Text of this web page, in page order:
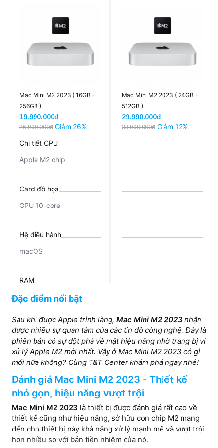
Mac Mini M2 2023 ( 16GB -
256GB )
19.990.000đ
26.990.000đ Giảm 26%
Chi tiết CPU
Apple M2 chip
Card đồ họa
GPU 10-core
Hệ điều hành
macOS
RAM
16GB
Bộ nhớ trong
256GB SSD
Mac Mini M2 2023 ( 24GB -
512GB )
29.990.000đ
33.990.000đ Giảm 12%
Đặc điểm nổi bật
Sau khi được Apple trình làng, Mac Mini M2 2023 nhận
được nhiều sự quan tâm của các tín đồ công nghệ. Đây là
phiên bản có sự đột phá về mặt hiệu năng nhờ trang bị vi
xử lý Apple M2 mới nhất. Vậy ở Mac Mini M2 2023 có gì
mới nữa không? Cùng T&T Center khám phá ngay nhé!
Đánh giá Mac Mini M2 2023 - Thiết kế
nhỏ gọn, hiệu năng vượt trội
Mac Mini M2 2023 là thiết bị được đánh giá rất cao về
thiết kế cũng như hiệu năng, sở hữu con chip M2 mang
đến cho thiết bị này khả năng xử lý mạnh mẽ và vượt trội
hơn nhiều so với bản tiền nhiệm của nó.